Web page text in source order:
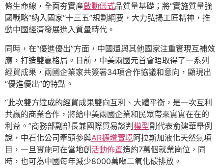
條生命線，全面夯實產啟動儀式品質量基礎；將“實施質量強
國戰略”納入國家“十三五”規劃綱要，大力弘揚工匠精神，推
動中國經濟發展進入質量時代。
同時，在“優進優出”方面，中國還與其他國家注重實現互補效
應，打造雙贏格局。日前，中美兩國元首會晤取得了一系列
經貿成果，兩國企業家共簽署34項合作協議和意向，顯現出
“優進優出”的特點。
“此次雙方達成的經貿成果雙向互利、大體平衡，是一次互利
共贏的商業合作，將給中美兩國企業和民眾帶來實實在在的
利益。”商務部副部長兼國際貿易談判 模型副代表俞建華舉例
說，中石化公司牽頭參與AR擴增實境阿拉斯加液化天然氣項
目，一旦實施可在當地創 活動佈置造約7萬個就業崗位，同
時，也可為中國每年減少8000萬噸二氧化碳排放。